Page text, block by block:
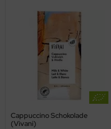
Cappuccino Schokolade
(Vivani)